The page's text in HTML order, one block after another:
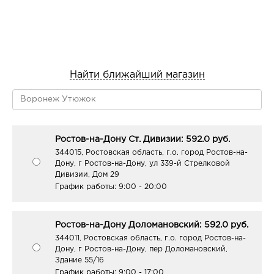
Найти ближайший магазин
Ростов-на-Дону Ст. Дивизии: 592.0 руб.
344015, Ростовская область, г.о. город Ростов-на-
Дону, г Ростов-на-Дону, ул 339-й Стрелковой
Дивизии, Дом 29
График работы: 9:00 - 20:00
Ростов-на-Дону Доломановский: 592.0 руб.
344011, Ростовская область, г.о. город Ростов-на-
Дону, г Ростов-на-Дону, пер Доломановский,
Здание 55/16
График работы: 9:00 - 17:00